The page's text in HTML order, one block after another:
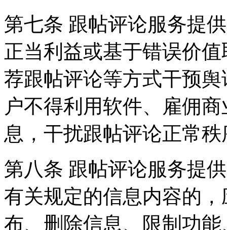
第七条 跟帖评论服务提
正当利益或基于错误价
荐跟帖评论等方式干预
户不得利用软件、雇佣
息，干扰跟帖评论正常
第八条 跟帖评论服务提
有关规定的信息内容的
布、删除信息、限制功